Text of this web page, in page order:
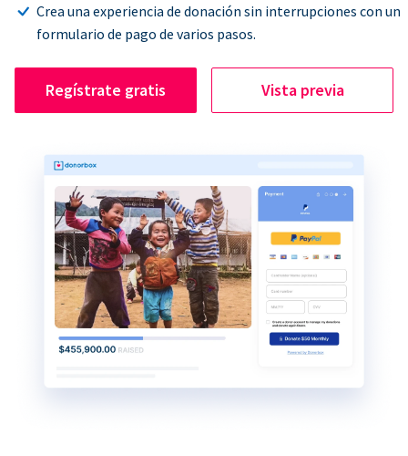
Crea una experiencia de donación sin interrupciones con un
formulario de pago de varios pasos.
Regístrate gratis Vista previa